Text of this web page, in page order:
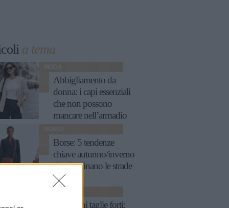
a tema
MODA
Abbigliamento da
donna: i capi essenziali
che non possono
mancare nell’armadio
BORSE
Borse: 5 tendenze
chiave autunno/inverno
che dominano le strade
Reggiseni taglie forti: